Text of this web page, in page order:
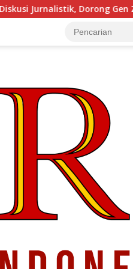
Gen Z Kritis Bermedia Sosial